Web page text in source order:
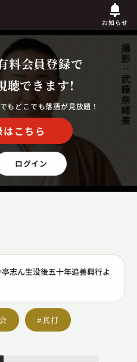
お知らせ
料会員登録で
聴できます!
もどこでも落語が見放題！
こちら
ログイン
志ん生没後五十年追善興行よ
#真打